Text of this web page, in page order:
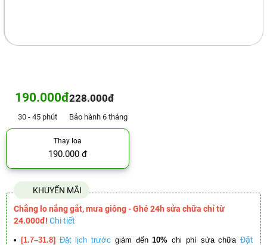
190.000đ228.000đ
30 - 45 phút Bảo hành 6 tháng
Thay loa
190.000 đ
KHUYẾN MÃI
Chẳng lo nắng gắt, mưa giông - Ghé 24h sửa chữa chỉ từ
24.000đ! Chi tiết
• [1.7–31.8] Đặt lịch trước giảm đến10% chi phí sửa chữa Đặt